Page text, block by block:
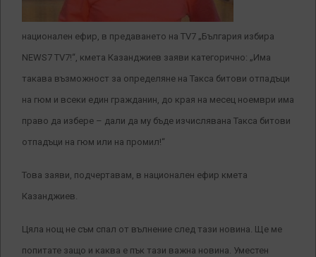
национален ефир, в предаването на TV7 „България избира
NEWS7 TV7!“, кмета Казанджиев заяви категорично: „Има
такава възможност за определяне на Такса битови отпадъци
на гюм и всеки един гражданин, до края на месец ноември има
право да избере – дали да му бъде изчислявана Такса битови
отпадъци на гюм или на промил!“
Това заяви, подчертавам, в национален ефир кмета
Казанджиев.
Цяла нощ не съм спал от вълнение след тази новина. Ще ме
попитате защо и каква е пък тази важна новина. Уместен